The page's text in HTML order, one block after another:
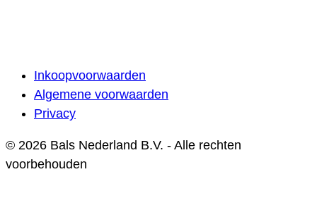
Inkoopvoorwaarden
Algemene voorwaarden
Privacy
© 2026 Bals Nederland B.V. - Alle rechten
voorbehouden